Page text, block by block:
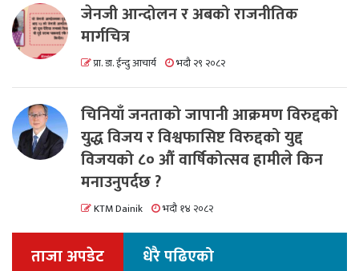
जेनजी आन्दोलन र अबको राजनीतिक
मार्गचित्र
प्रा. डा. ईन्दु आचार्य भदौ २९ २०८२
चिनियाँ जनताको जापानी आक्रमण विरुद्दको
युद्ध विजय र विश्वफासिष्ट विरुद्दको युद्द
विजयको ८० औं वार्षिकोत्सव हामीले किन
मनाउनुपर्दछ ?
KTM Dainik भदौ १४ २०८२
ताजा अपडेट धेरै पढिएको